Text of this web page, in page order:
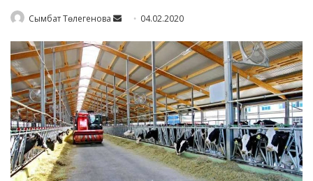
Сымбат Төлегенова
Send
email
04.02.2020